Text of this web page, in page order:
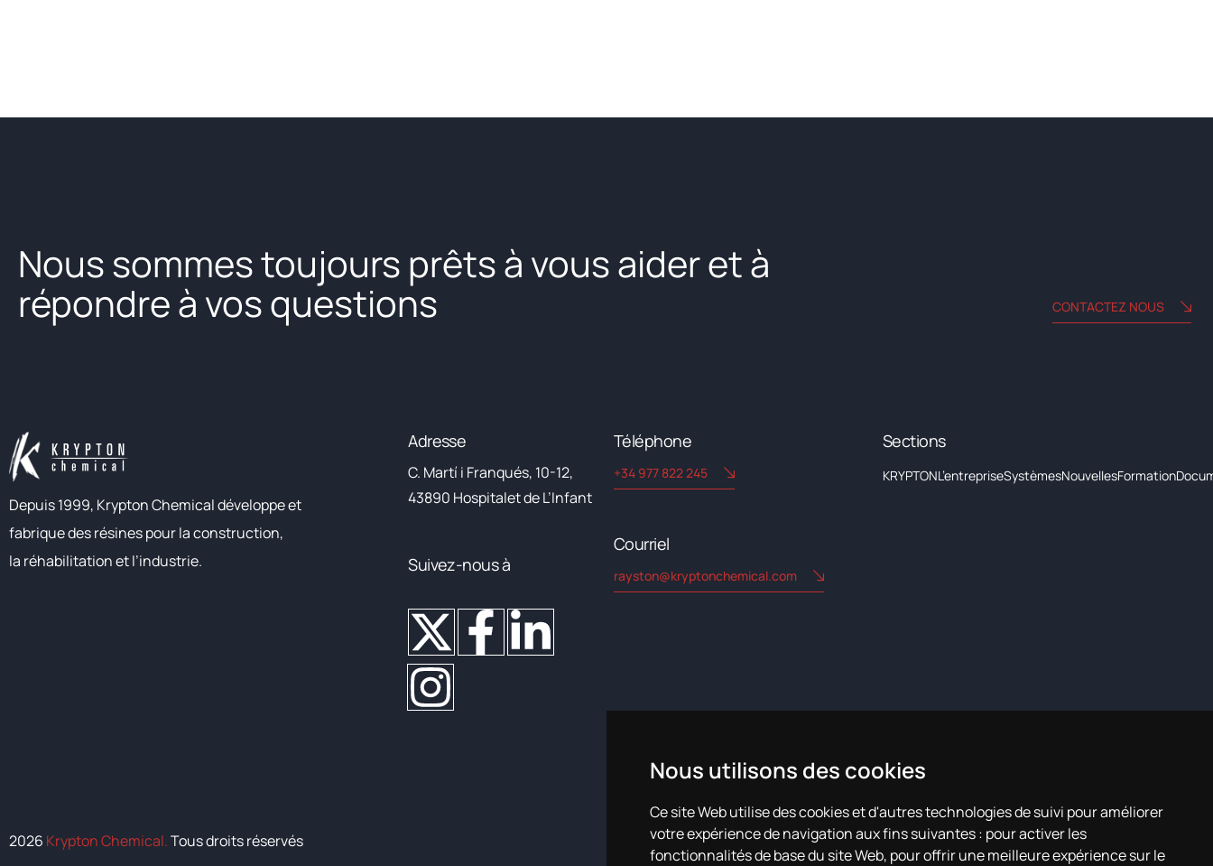
Nous utilisons des cookies
Ce site Web utilise des cookies et d'autres technologies de suivi pour améliorer
votre expérience de navigation aux fins suivantes : pour activer les
fonctionnalités de base du site Web, pour offrir une meilleure expérience sur le
Nous sommes toujours prêts à vous aider et à
répondre à vos questions
CONTACTEZ NOUS
Depuis 1999, Krypton Chemical développe et
fabrique des résines pour la construction,
la réhabilitation et l’industrie.
Adresse
C. Martí i Franqués, 10-12,
43890 Hospitalet de L’Infant
Suivez-nous à
Téléphone
+34 977 822 245
Courriel
rayston@kryptonchemical.com
Sections
KRYPTONL’entrepriseSystèmesNouvellesFormation
2026 Krypton Chemical.Tous droits réservés Plan de igualdad